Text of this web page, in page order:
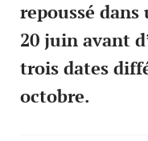
repoussé
20 juin avant
trois dates
octobre.